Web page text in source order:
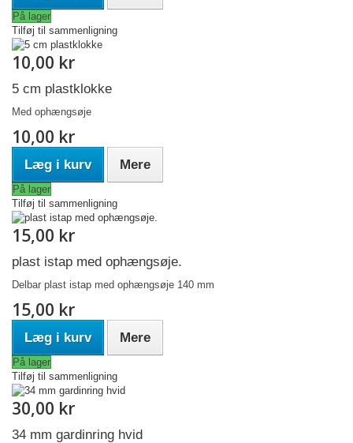
På lager
Tilføj til sammenligning
10,00 kr
5 cm plastklokke
Med ophængsøje
10,00 kr
Læg i kurv Mere
På lager
Tilføj til sammenligning
15,00 kr
plast istap med ophængsøje.
Delbar plast istap med ophængsøje 140 mm
15,00 kr
Læg i kurv Mere
På lager
Tilføj til sammenligning
30,00 kr
34 mm gardinring hvid